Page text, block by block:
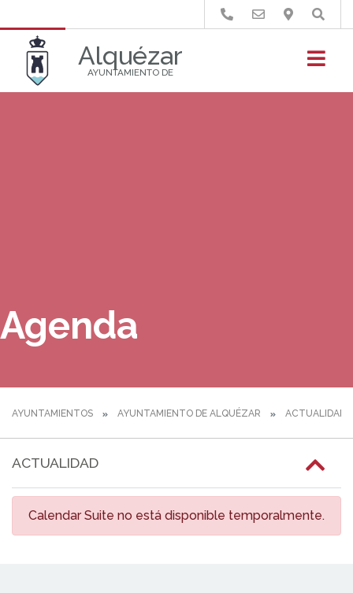
Alquézar
AYUNTAMIENTO DE
Buscar
Agenda
AYUNTAMIENTOS AYUNTAMIENTO DE ALQUÉZAR ACTUALIDAD
ACTUALIDAD
Calendar Suite no está disponible temporalmente.